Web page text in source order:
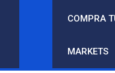
COMPRA
MARKETS